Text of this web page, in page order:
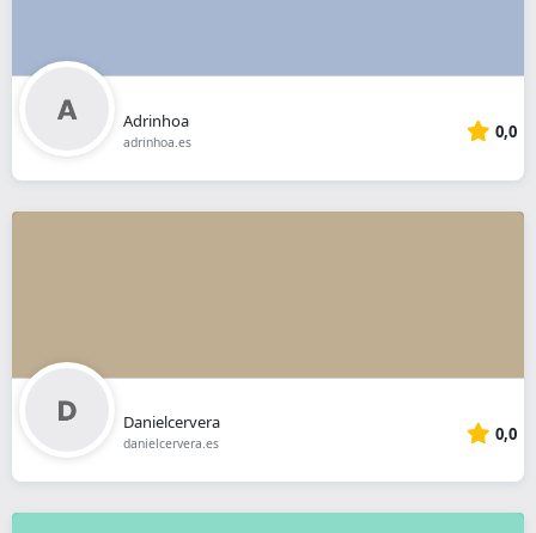
Adrinhoa
adrinhoa.es 0,0
Danielcervera
danielcervera.es 0,0